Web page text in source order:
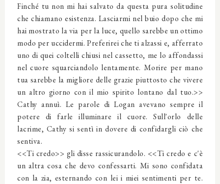
Finché tu non mi hai salvato da questa pura solitudine
che chiamano esistenza. Lasciarmi nel buio dopo che mi
hai mostrato la via per la luce, quello sarebbe un ottimo
modo per uccidermi. Preferirei che ti alzassi e, afferrato
uno di quei coltelli chiusi nel cassetto, me lo affondassi
nel cuore squarciandolo lentamente. Morire per mano
tua sarebbe la migliore delle grazie piuttosto che vivere
un altro giorno con il mio spirito lontano dal tuo.>>
Cathy annuì. Le parole di Logan avevano sempre il
potere di farle illuminare il cuore. Sull'orlo delle
lacrime, Cathy si sentì in dovere di confidargli ciò che
sentiva.
<<Ti credo>> gli disse rassicurandolo. <<Ti credo e c'è
un altra cosa che devo confessarti. Mi sono confidata
con la zia, esternando con lei i miei sentimenti per te.